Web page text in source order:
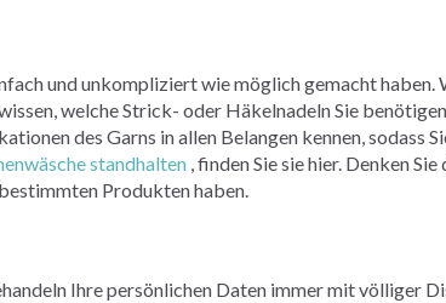
und unkompliziert wie möglich gemacht haben.
welche Strick- oder Häkelnadeln Sie
des Garns in allen Belangen kennen, sodass
standhalten , finden Sie sie hier. Denken Sie
Produkten haben.
Ihre persönlichen Daten immer mit völliger